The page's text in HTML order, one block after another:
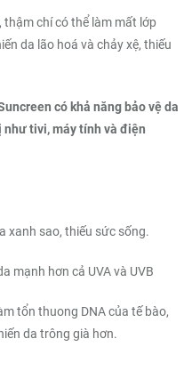
thậm chí có thể làm mất lớp
da lão hoá và chảy xệ, thiếu
có khả năng bảo vệ da
tivi, máy tính và điện
xanh sao, thiếu sức sống.
mạnh hơn cả UVA và UVB
tổn thuong DNA của tế bào,
da trông già hơn.